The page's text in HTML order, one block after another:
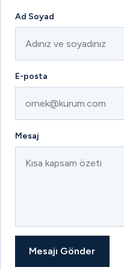
Ad Soyad
E-posta
Mesaj
Mesajı Gönder